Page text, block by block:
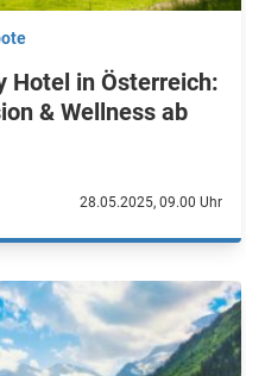
Hotel in Österreich:
& Wellness ab
28.05.2025, 09.00 Uhr